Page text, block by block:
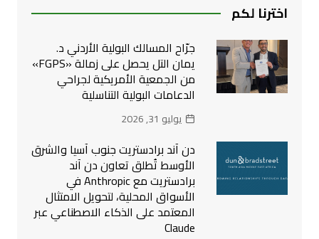
اخترنا لكم
جرّاح المسالك البولية الأردني د.
يمان التل يحصل على زمالة «FGPS»
من الجمعية الأمريكية لجراحي
الدعامات البولية التناسلية
يوليو 31, 2026
دن آند برادستريت جنوب آسيا والشرق
الأوسط تُطلق تعاون دن آند
برادستريت مع Anthropic في
الأسواق المحلية، لتحويل الامتثال
المعتمد على الذكاء الاصطناعي عبر
Claude